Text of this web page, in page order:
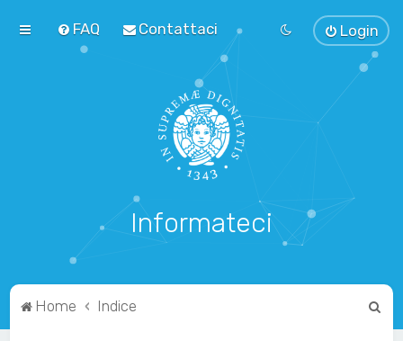
FAQ Contattaci Login
Informateci
Home Indice